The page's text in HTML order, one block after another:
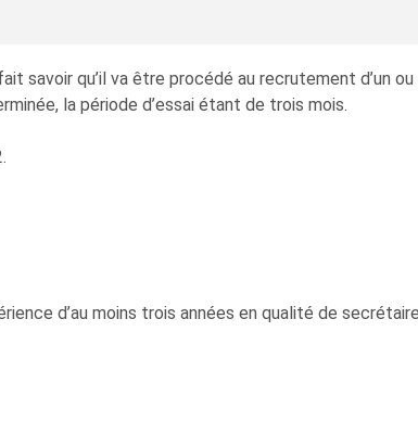
savoir qu’il va être procédé au recrutement d’un
la période d’essai étant de trois mois.
d’au moins trois années en qualité de